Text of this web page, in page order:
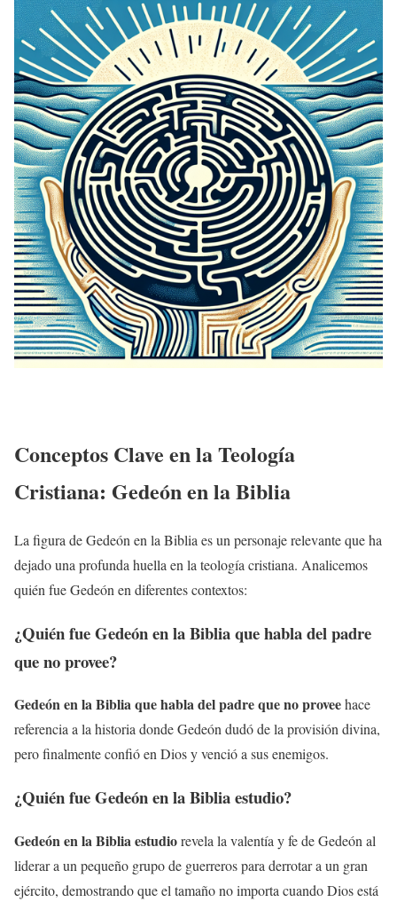
Conceptos Clave en la Teología
Cristiana: Gedeón en la Biblia
La figura de Gedeón en la Biblia es un personaje relevante que ha
dejado una profunda huella en la teología cristiana. Analicemos
quién fue Gedeón en diferentes contextos:
¿Quién fue Gedeón en la Biblia que habla del padre
que no provee?
Gedeón en la Biblia que habla del padre que no proveehace
referencia a la historia donde Gedeón dudó de la provisión divina,
pero finalmente confió en Dios y venció a sus enemigos.
¿Quién fue Gedeón en la Biblia estudio?
Gedeón en la Biblia estudiorevela la valentía y fe de Gedeón al
liderar a un pequeño grupo de guerreros para derrotar a un gran
ejército, demostrando que el tamaño no importa cuando Dios está